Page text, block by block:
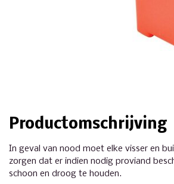
Productomschrijving
In geval van nood moet elke visser en
zorgen dat er indien nodig proviand
schoon en droog te houden.